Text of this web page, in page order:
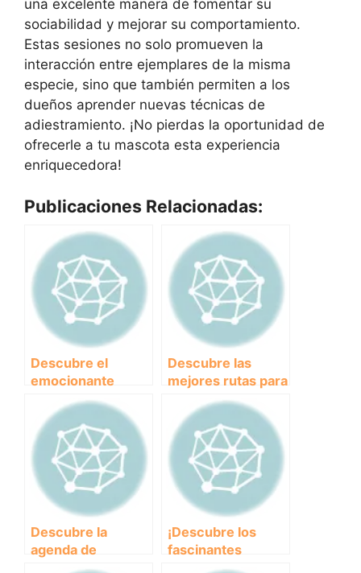
una excelente manera de fomentar su
sociabilidad y mejorar su comportamiento.
Estas sesiones no solo promueven la
interacción entre ejemplares de la misma
especie, sino que también permiten a los
dueños aprender nuevas técnicas de
adiestramiento. ¡No pierdas la oportunidad de
ofrecerle a tu mascota esta experiencia
enriquecedora!
Publicaciones Relacionadas:
Descubre el
emocionante
mundo del
Canicross en
Sevilla: ¡Una
experiencia única
para ti y tu mejor
amigo peludo!
Descubre las
mejores rutas para
practicar
Canicross en
Málaga
Descubre la
agenda de
eventos de los
¡Descubre los
fascinantes
Resultados de